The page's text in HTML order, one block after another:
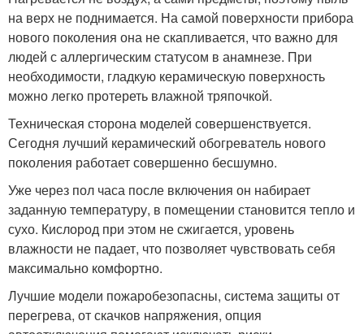
на верх не поднимается. На самой поверхности прибора
нового поколения она не скапливается, что важно для
людей с аллергическим статусом в анамнезе. При
необходимости, гладкую керамическую поверхность
можно легко протереть влажной тряпочкой.
Техническая сторона моделей совершенствуется.
Сегодня лучший керамический обогреватель нового
поколения работает совершенно бесшумно.
Уже через пол часа после включения он набирает
заданную температуру, в помещении становится тепло и
сухо. Кислород при этом не сжигается, уровень
влажности не падает, что позволяет чувствовать себя
максимально комфортно.
Лучшие модели пожаробезопасны, система защиты от
перегрева, от скачков напряжения, опция